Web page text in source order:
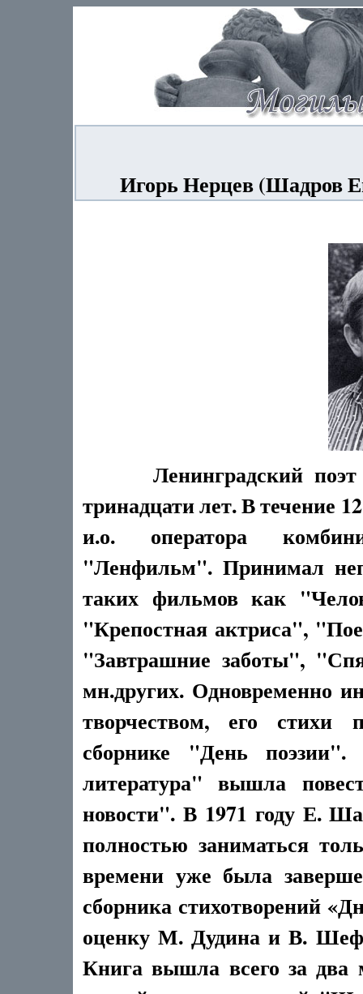
Игорь Нерцев (Шадров
Ленинградский
тринадцати лет. В течение
и.о. оператора
"Ленфильм". Принимал
таких фильмов как
"Крепостная актриса",
"Завтрашние заботы",
мн.других. Одновременно
творчеством, его стихи
сборнике "День
литература" вышла
новости". В 1971 году Е.
полностью заниматься
времени уже была
сборника стихотворений
оценку М. Дудина и В.
Книга вышла всего за два